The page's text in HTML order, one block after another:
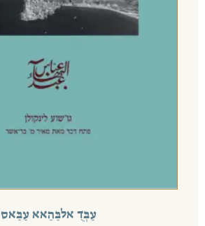
עַבְּדֻ אלבַּהַאא עַבַּאס